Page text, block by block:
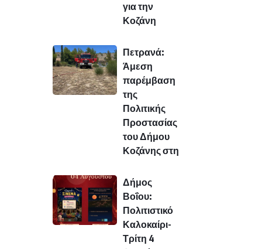
για την
Κοζάνη
Πετρανά:
Άμεση
παρέμβαση
της
Πολιτικής
Προστασίας
του Δήμου
Κοζάνης στη
Δήμος
Βοΐου:
Πολιτιστικό
Καλοκαίρι-
Τρίτη 4